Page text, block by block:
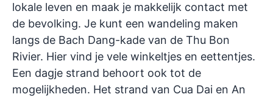
lokale leven en maak je makkelijk contact met
de bevolking. Je kunt een wandeling maken
langs de Bach Dang-kade van de Thu Bon
Rivier. Hier vind je vele winkeltjes en eettentjes.
Een dagje strand behoort ook tot de
mogelijkheden. Het strand van Cua Dai en An